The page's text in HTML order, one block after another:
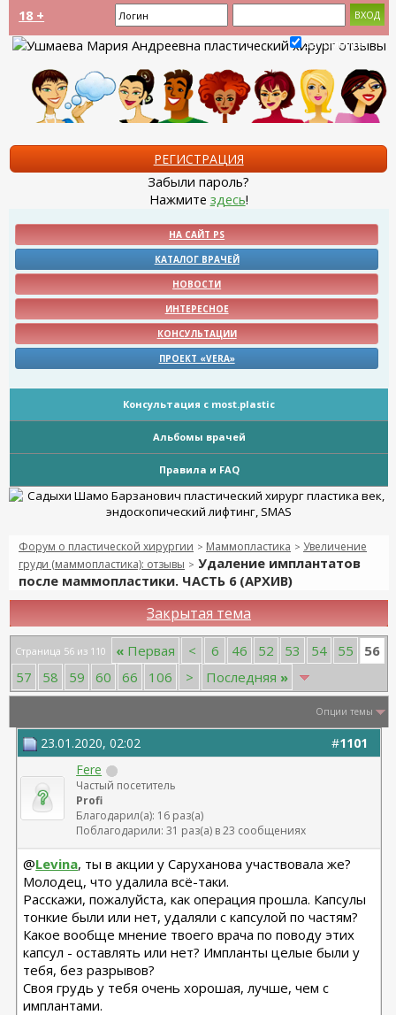
18 +
Запомнить?
РЕГИСТРАЦИЯ
Забыли пароль?
Нажмите здесь!
НА САЙТ PS
КАТАЛОГ ВРАЧЕЙ
НОВОСТИ
ИНТЕРЕСНОЕ
КОНСУЛЬТАЦИИ
ПРОЕКТ «VERA»
Консультация с most.plastic
Альбомы врачей
Правила и FAQ
Форум о пластической хирургии > Маммопластика > Увеличение
груди (маммопластика): отзывы > Удаление имплантатов
после маммопластики. ЧАСТЬ 6 (АРХИВ)
Закрытая тема
Страница 56 из 110 « Первая < 6 46 52 53 54 55
56
57
58 59 60 66 106 > Последняя »
Опции темы
#1101
23.01.2020, 02:02
Fere
Частый посетитель
Profi
Благодарил(а): 16 раз(а)
Поблагодарили: 31 раз(а) в 23 сообщениях
@Levina, ты в акции у Саруханова участвовала же?
Молодец, что удалила всё-таки.
Расскажи, пожалуйста, как операция прошла. Капсулы
тонкие были или нет, удаляли с капсулой по частям?
Какое вообще мнение твоего врача по поводу этих
капсул - оставлять или нет? Импланты целые были у
тебя, без разрывов?
Своя грудь у тебя очень хорошая, лучше, чем с
имплантами.